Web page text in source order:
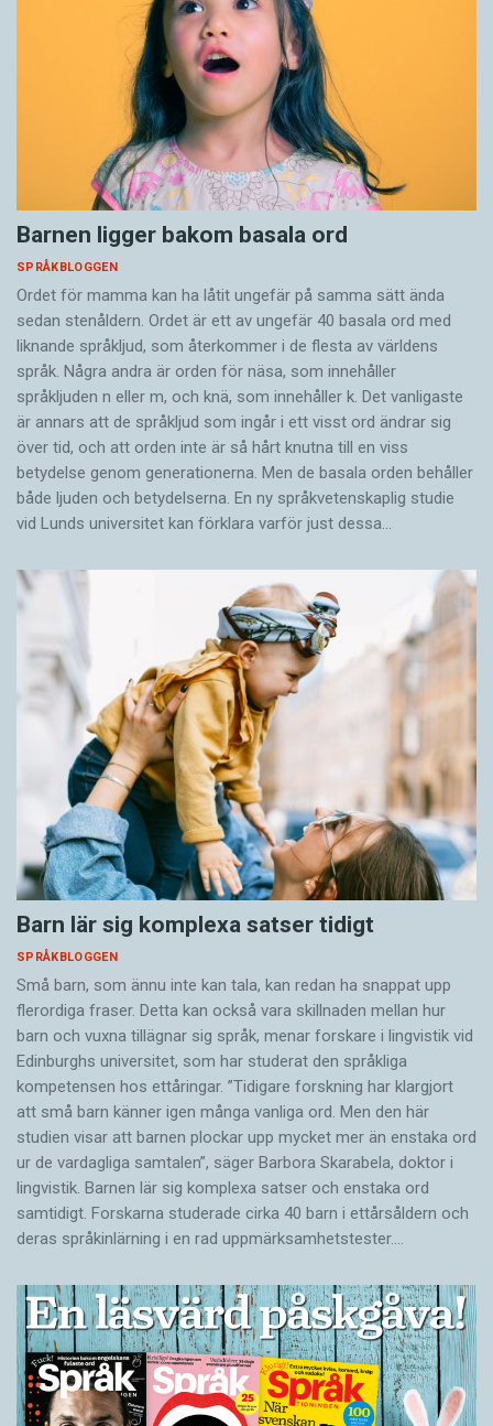
Barnen ligger bakom basala ord
SPRÅKBLOGGEN
Ordet för mamma kan ha låtit ungefär på samma sätt ända
sedan stenåldern. Ordet är ett av ungefär 40 basala ord med
liknande språkljud, som återkommer i de flesta av världens
språk. Några andra är orden för näsa, som innehåller
språkljuden n eller m, och knä, som innehåller k. Det vanligaste
är annars att de språkljud som ingår i ett visst ord ändrar sig
över tid, och att orden inte är så hårt knutna till en viss
betydelse genom generationerna. Men de basala orden behåller
både ljuden och betydelserna. En ny språkvetenskaplig studie
vid Lunds universitet kan förklara varför just dessa…
Barn lär sig komplexa satser tidigt
SPRÅKBLOGGEN
Små barn, som ännu inte kan tala, kan redan ha snappat upp
flerordiga fraser. Detta kan också vara skillnaden mellan hur
barn och vuxna tillägnar sig språk, menar forskare i lingvistik vid
Edinburghs universitet, som har studerat den språkliga
kompetensen hos ettåringar. ”Tidigare forskning har klargjort
att små barn känner igen många vanliga ord. Men den här
studien visar att barnen plockar upp mycket mer än enstaka ord
ur de vardagliga samtalen”, säger Barbora Skarabela, doktor i
lingvistik. Barnen lär sig komplexa satser och enstaka ord
samtidigt. Forskarna studerade cirka 40 barn i ettårsåldern och
deras språkinlärning i en rad uppmärksamhetstester.…